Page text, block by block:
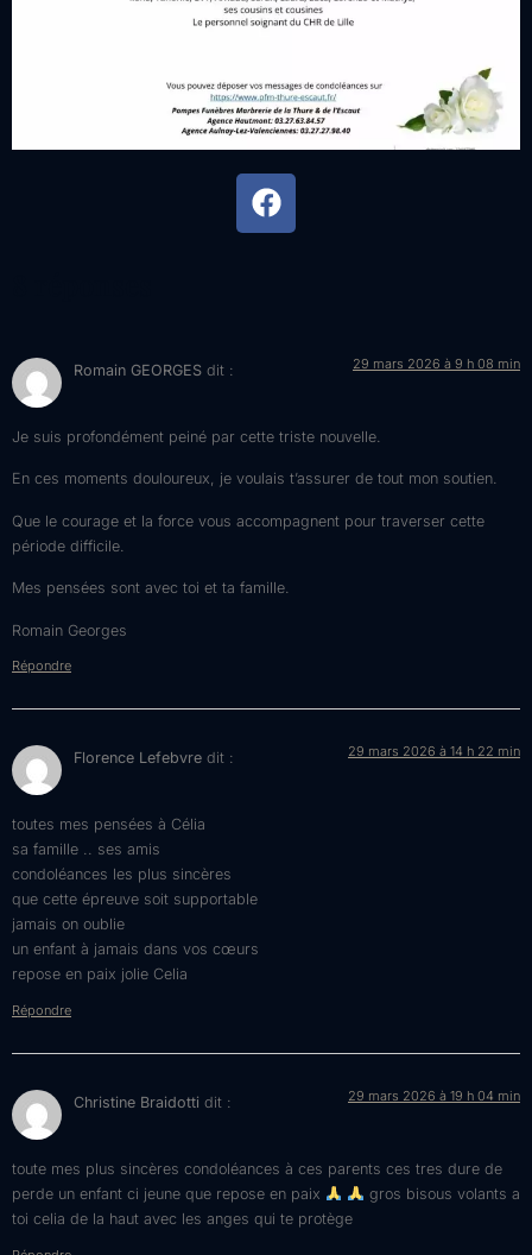
Romain GEORGES dit : 29 mars 2026 à 9 h 08 min
Je suis profondément peiné par cette triste nouvelle.
En ces moments douloureux, je voulais t’assurer de tout mon soutien.
Que le courage et la force vous accompagnent pour traverser cette
période difficile.
Mes pensées sont avec toi et ta famille.
Romain Georges
Répondre
Florence Lefebvre dit : 29 mars 2026 à 14 h 22 min
toutes mes pensées à Célia
sa famille .. ses amis
condoléances les plus sincères
que cette épreuve soit supportable
jamais on oublie
un enfant à jamais dans vos cœurs
repose en paix jolie Celia
Répondre
Christine Braidotti dit : 29 mars 2026 à 19 h 04 min
toute mes plus sincères condoléances à ces parents ces tres dure de
perde un enfant ci jeune que repose en paix
gros bisous volants a
toi celia de la haut avec les anges qui te protège